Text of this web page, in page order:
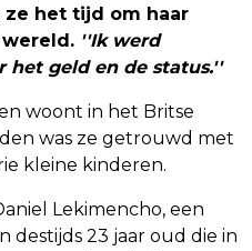
het tijd om haar
''Ik werd
geld en de status.''
woont in het Britse
was ze getrouwd met
kleine kinderen.
Lekimencho, een
destijds 23 jaar oud die in